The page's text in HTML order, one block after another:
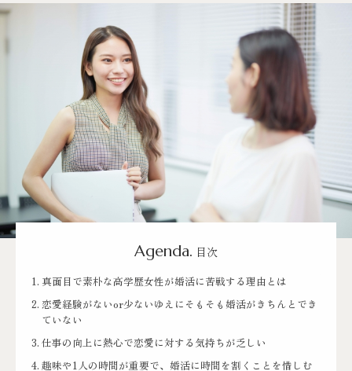
Agenda. 目次
真面目で素朴な高学歴女性が婚活に苦戦する理由とは
恋愛経験がないor少ないゆえにそもそも婚活がきちんとでき
ていない
仕事の向上に熱心で恋愛に対する気持ちが乏しい
趣味や1人の時間が重要で、婚活に時間を割くことを惜しむ